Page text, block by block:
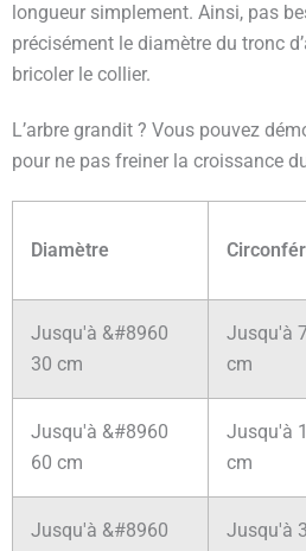
longueur simplement. Ainsi, pas
précisément le diamètre du tronc
bricoler le collier.
L’arbre grandit ? Vous pouvez
pour ne pas freiner la croissance
Diamètre
Jusqu'à &#8960
30 cm
Jusqu'à
cm
Jusqu'à &#8960
60 cm
Jusqu'à
cm
Jusqu'à &#8960
Jusqu'à